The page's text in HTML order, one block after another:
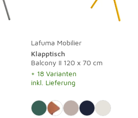
Lafuma Mobilier
Klapptisch
Balcony II 120 x 70 cm
+ 18 Varianten
inkl. Lieferung